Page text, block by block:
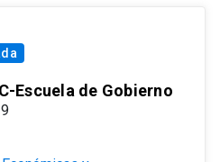
Escuela de Gobierno